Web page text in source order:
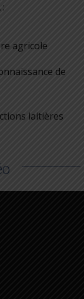
agricole
de
laitières